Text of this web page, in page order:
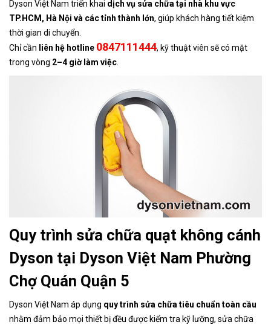
Dyson Việt Nam triển khai dịch vụ sửa chữa tại nhà khu vực
TP.HCM, Hà Nội và các tỉnh thành lớn, giúp khách hàng tiết kiệm
thời gian di chuyển.
Chỉ cần liên hệ hotline 0847111444, kỹ thuật viên sẽ có mặt
trong vòng 2–4 giờ làm việc
Quy trình sửa chữa quạt không cánh
Dyson tại Dyson Việt Nam Phường
Chợ Quán Quận 5
Dyson Việt Nam áp dụng quy trình sửa chữa tiêu chuẩn toàn cầu
nhằm đảm bảo mọi thiết bị đều được kiểm tra kỹ lưỡng, sửa chữa